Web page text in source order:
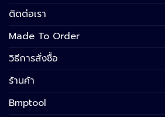
ติดต่อเรา
Made To Order
วิธีการสั่งซื้อ
ร้านค้า
Bmptool